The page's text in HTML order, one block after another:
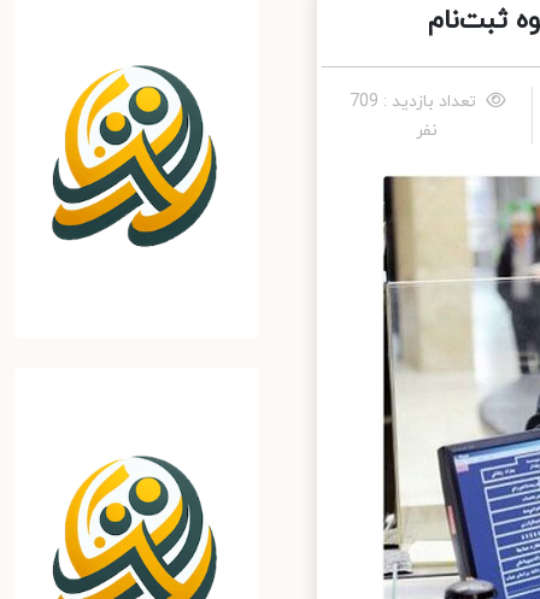
ثبت‌نام
تعداد بازدید : 709
نفر